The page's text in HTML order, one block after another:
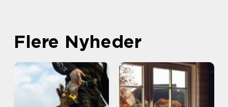
Flere Nyheder